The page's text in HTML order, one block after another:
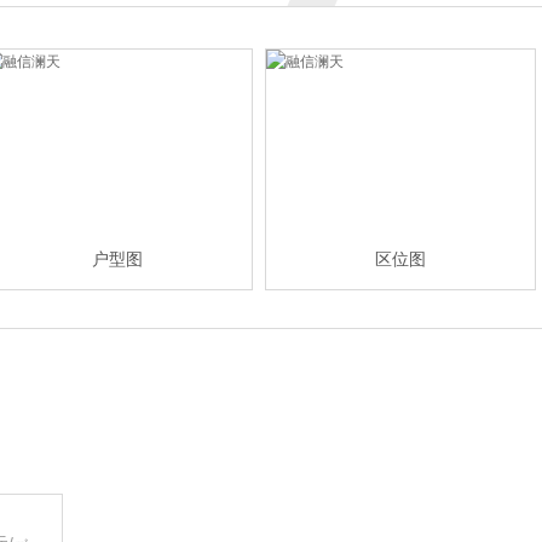
户型图 区位图